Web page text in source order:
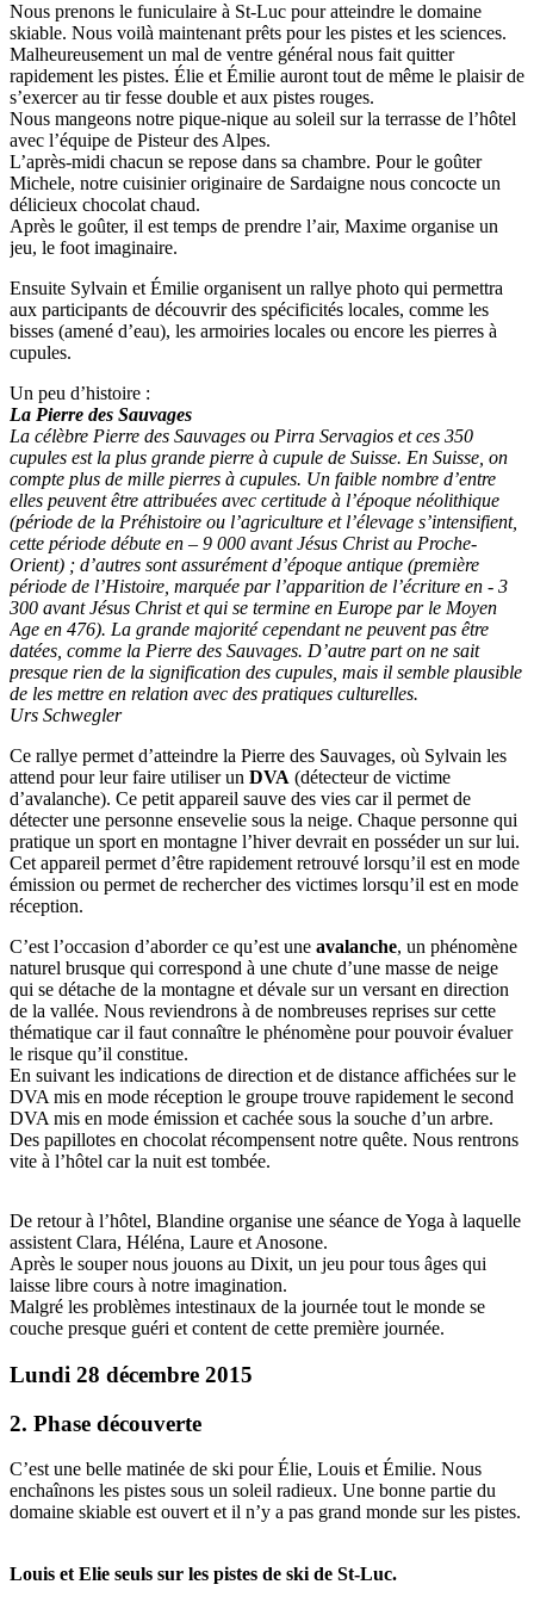
Nous prenons le funiculaire à St-Luc pour atteindre le domaine
skiable. Nous voilà maintenant prêts pour les pistes et les sciences.
Malheureusement un mal de ventre général nous fait quitter
rapidement les pistes. Élie et Émilie auront tout de même le plaisir de
s’exercer au tir fesse double et aux pistes rouges.
Nous mangeons notre pique-nique au soleil sur la terrasse de l’hôtel
avec l’équipe de Pisteur des Alpes.
L’après-midi chacun se repose dans sa chambre. Pour le goûter
Michele, notre cuisinier originaire de Sardaigne nous concocte un
délicieux chocolat chaud.
Après le goûter, il est temps de prendre l’air, Maxime organise un
jeu, le foot imaginaire.
Ensuite Sylvain et Émilie organisent un rallye photo qui permettra
aux participants de découvrir des spécificités locales, comme les
bisses (amené d’eau), les armoiries locales ou encore les pierres à
cupules.
Un peu d’histoire :
La Pierre des Sauvages
La célèbre Pierre des Sauvages ou Pirra Servagios et ces 350
cupules est la plus grande pierre à cupule de Suisse. En Suisse, on
compte plus de mille pierres à cupules. Un faible nombre d’entre
elles peuvent être attribuées avec certitude à l’époque néolithique
(période de la Préhistoire ou l’agriculture et l’élevage s’intensifient,
cette période débute en – 9 000 avant Jésus Christ au Proche-
Orient) ; d’autres sont assurément d’époque antique (première
période de l’Histoire, marquée par l’apparition de l’écriture en - 3
300 avant Jésus Christ et qui se termine en Europe par le Moyen
Age en 476). La grande majorité cependant ne peuvent pas être
datées, comme la Pierre des Sauvages. D’autre part on ne sait
presque rien de la signification des cupules, mais il semble plausible
de les mettre en relation avec des pratiques culturelles.
Urs Schwegler
Ce rallye permet d’atteindre la Pierre des Sauvages, où Sylvain les
attend pour leur faire utiliser un DVA (détecteur de victime
d’avalanche). Ce petit appareil sauve des vies car il permet de
détecter une personne ensevelie sous la neige. Chaque personne qui
pratique un sport en montagne l’hiver devrait en posséder un sur lui.
Cet appareil permet d’être rapidement retrouvé lorsqu’il est en mode
émission ou permet de rechercher des victimes lorsqu’il est en mode
réception.
C’est l’occasion d’aborder ce qu’est une avalanche, un phénomène
naturel brusque qui correspond à une chute d’une masse de neige
qui se détache de la montagne et dévale sur un versant en direction
de la vallée. Nous reviendrons à de nombreuses reprises sur cette
thématique car il faut connaître le phénomène pour pouvoir évaluer
le risque qu’il constitue.
En suivant les indications de direction et de distance affichées sur le
DVA mis en mode réception le groupe trouve rapidement le second
DVA mis en mode émission et cachée sous la souche d’un arbre.
Des papillotes en chocolat récompensent notre quête. Nous rentrons
vite à l’hôtel car la nuit est tombée.
De retour à l’hôtel, Blandine organise une séance de Yoga à laquelle
assistent Clara, Héléna, Laure et Anosone.
Après le souper nous jouons au Dixit, un jeu pour tous âges qui
laisse libre cours à notre imagination.
Malgré les problèmes intestinaux de la journée tout le monde se
couche presque guéri et content de cette première journée.
Lundi 28 décembre 2015
2. Phase découverte
C’est une belle matinée de ski pour Élie, Louis et Émilie. Nous
enchaînons les pistes sous un soleil radieux. Une bonne partie du
domaine skiable est ouvert et il n’y a pas grand monde sur les pistes.
Louis et Elie seuls sur les pistes de ski de St-Luc.